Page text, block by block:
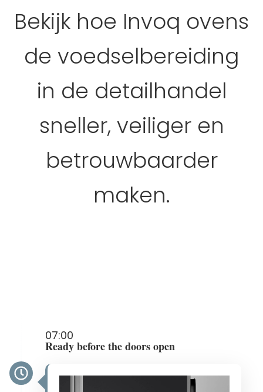
Bekijk hoe Invoq ovens
de voedselbereiding
in de detailhandel
sneller, veiliger en
betrouwbaarder
maken.
07:00
Ready before the doors open